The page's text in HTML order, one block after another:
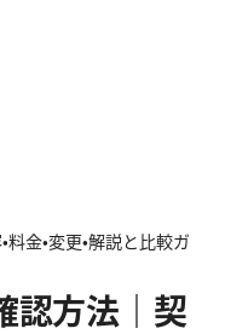
金・変更・解説と比較ガ
認方法｜契